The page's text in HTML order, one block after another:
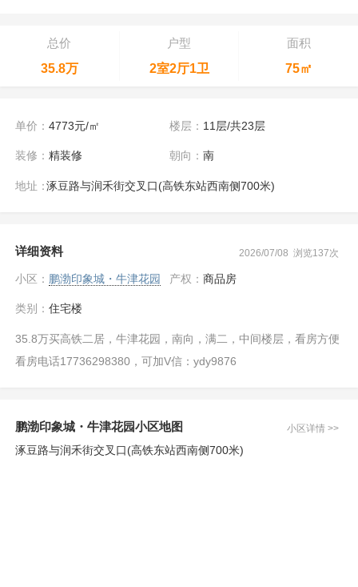
总价
35.8万
户型
2室2厅1卫
面积
75㎡
单价：4773元/㎡ 楼层： 11层/共23层
装修：精装修 朝向： 南
地址：涿豆路与润禾街交叉口(高铁东站西南侧700米)
详细资料 2026/07/08 浏览137次
小区： 鹏渤印象城・牛津花园 产权： 商品房
类别：住宅楼
35.8万买高铁二居，牛津花园，南向，满二，中间楼层，看房方便
看房电话17736298380，可加V信：ydy9876
鹏渤印象城・牛津花园小区地图 小区详情 >>
涿豆路与润禾街交叉口(高铁东站西南侧700米)